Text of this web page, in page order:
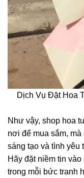
Dịch Vụ Đặt Hoa
Như vậy, shop hoa
nơi để mua sắm,
sáng tạo và tình
Hãy đặt niềm tin
trong mỗi bức tranh